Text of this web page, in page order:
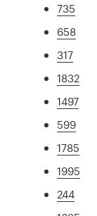
735
658
317
1832
1497
599
1785
1995
244